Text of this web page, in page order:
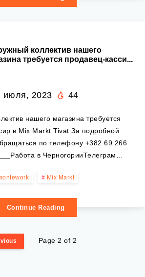
коллектив нашего
требуется продавец-касси...
июля, 2023 44
нашего магазина требуется
в Mix Markt Tivat За подробной
по телефону +382 69 266
в ЧерногорииТелеграм…
Mix Markt
Continue Reading
Page 2 of 2